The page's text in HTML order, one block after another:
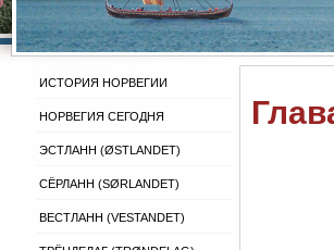
ИСТОРИЯ НОРВЕГИИ
НОРВЕГИЯ СЕГОДНЯ
ЭСТЛАНН (ØSTLANDET)
СЁРЛАНН (SØRLANDET)
ВЕСТЛАНН (VESTANDET)